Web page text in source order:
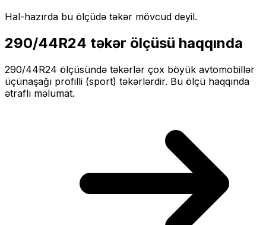
Hal-hazırda bu ölçüdə təkər mövcud deyil.
290/44R24 təkər ölçüsü haqqında
290/44R24 ölçüsündə təkərlər çox böyük avtomobillər
üçünaşağı profilli (sport) təkərlərdir. Bu ölçü haqqında
ətraflı məlumat.